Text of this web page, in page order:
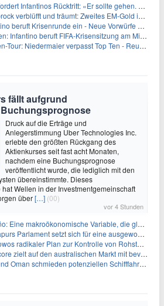
Infantinos Rücktritt: «Er sollte gehen. Jetzt»
verblüfft und träumt: Zweites EM-Gold in Paris
beruft Krisenrunde ein - Neue Vorwürfe gegen FIFA
Infantino beruft FIFA-Krisensitzung am Mittwoch ein
Tour: Niedermaier verpasst Top Ten - Reusser siegt
fällt aufgrund
Druck auf die Erträge und
Anlegerstimmung Uber Technologies Inc.
erlebte den größten Rückgang des
Aktienkurses seit fast acht Monaten,
nachdem eine Buchungsprognose
veröffentlicht wurde, die lediglich mit den
übereinstimmte. Dieses
Wellen in der Investmentgemeinschaft
über[…] (00)
vor 4 Stunden
makroökonomische Variable, die globale Wirtschaftslandschaften umgestaltet
Parlament setzt sich für eine ausgewogene wirtschaftliche Zukunft ein
Plan zur Kontrolle von Rohstoffexporten steht vor konkurrierenden Visionen
zielt auf den australischen Markt mit bevorstehendem Sekundärlisting
schmieden potenziellen Schifffahrtsvertrag im Hormuskanal